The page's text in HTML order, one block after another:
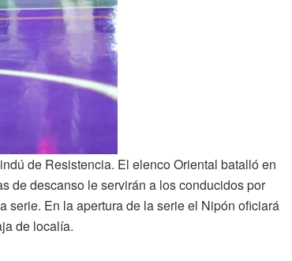
de Resistencia. El elenco Oriental batalló en
de descanso le servirán a los conducidos por
serie. En la apertura de la serie el Nipón oficiará
de localía.